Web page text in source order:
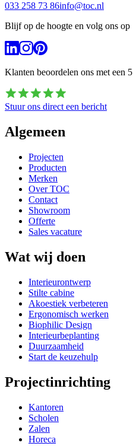
033 258 73 86info@toc.nl
Blijf op de hoogte en volg ons op
Klanten beoordelen ons met een 5
Stuur ons direct een bericht
Algemeen
Projecten
Producten
Merken
Over TOC
Contact
Showroom
Offerte
Sales vacature
Wat wij doen
Interieurontwerp
Stilte cabine
Akoestiek verbeteren
Ergonomisch werken
Biophilic Design
Interieurbeplanting
Duurzaamheid
Start de keuzehulp
Projectinrichting
Kantoren
Scholen
Zalen
Horeca